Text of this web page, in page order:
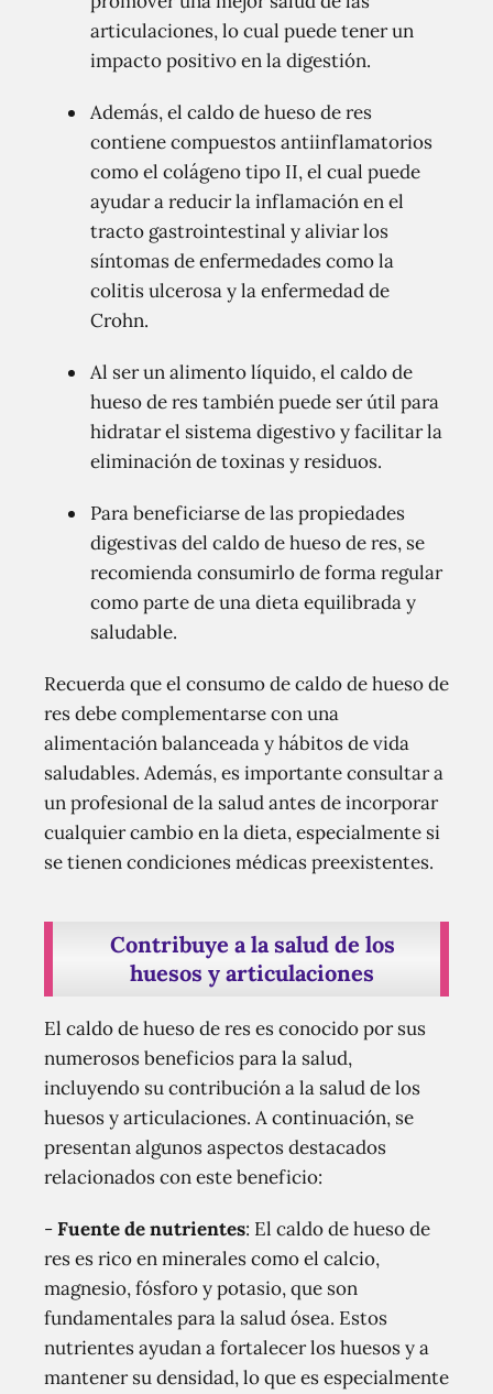
articulaciones, lo cual puede tener un
impacto positivo en la digestión.
Además, el caldo de hueso de res
contiene compuestos antiinflamatorios
como el colágeno tipo II, el cual puede
ayudar a reducir la inflamación en el
tracto gastrointestinal y aliviar los
síntomas de enfermedades como la
colitis ulcerosa y la enfermedad de
Crohn.
Al ser un alimento líquido, el caldo de
hueso de res también puede ser útil para
hidratar el sistema digestivo y facilitar la
eliminación de toxinas y residuos.
Para beneficiarse de las propiedades
digestivas del caldo de hueso de res, se
recomienda consumirlo de forma regular
como parte de una dieta equilibrada y
saludable.
Recuerda que el consumo de caldo de hueso de
res debe complementarse con una
alimentación balanceada y hábitos de vida
saludables. Además, es importante consultar a
un profesional de la salud antes de incorporar
cualquier cambio en la dieta, especialmente si
se tienen condiciones médicas preexistentes.
Contribuye a la salud de los
huesos y articulaciones
El caldo de hueso de res es conocido por sus
numerosos beneficios para la salud,
incluyendo su contribución a la salud de los
huesos y articulaciones. A continuación, se
presentan algunos aspectos destacados
relacionados con este beneficio:
-Fuente de nutrientes: El caldo de hueso de
res es rico en minerales como el calcio,
magnesio, fósforo y potasio, que son
fundamentales para la salud ósea. Estos
nutrientes ayudan a fortalecer los huesos y a
mantener su densidad, lo que es especialmente